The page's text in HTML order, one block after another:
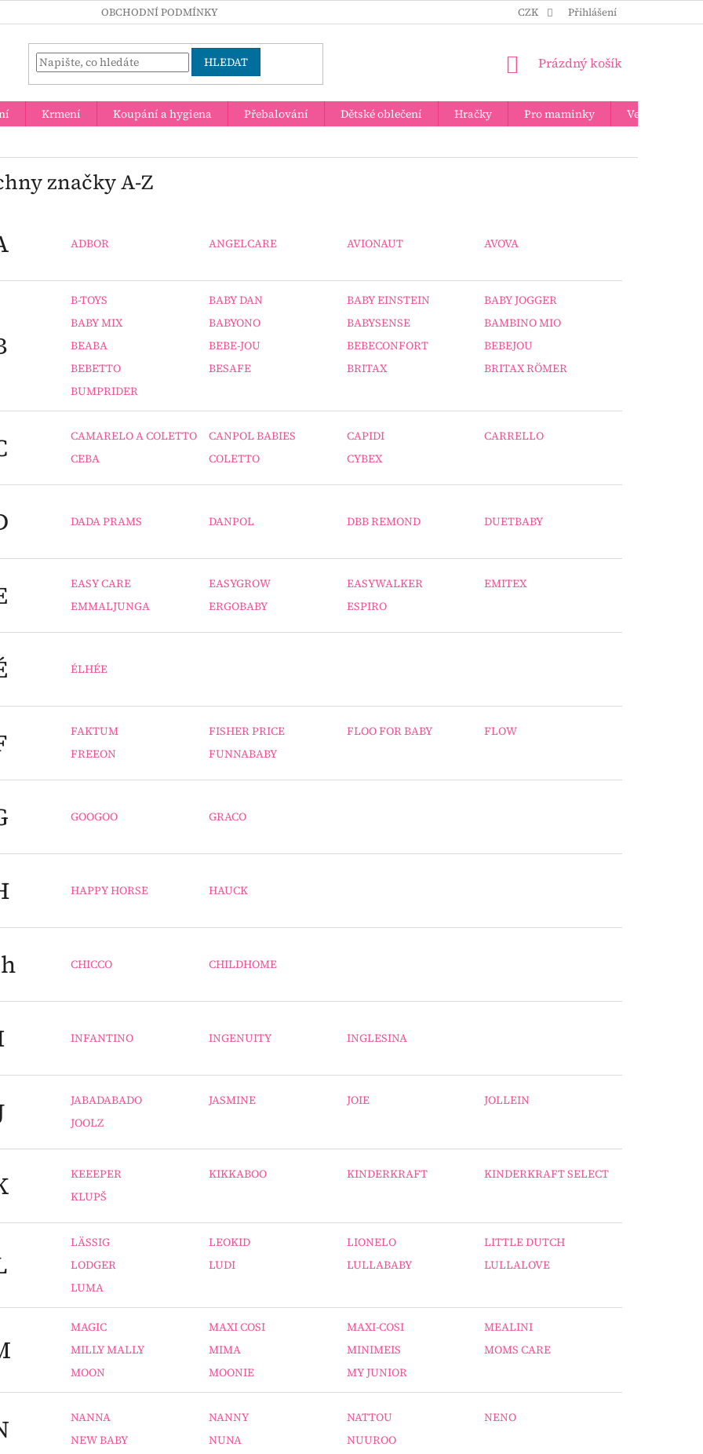
OBCHODNÍ PODMÍNKY CZK Přihlášení
HLEDAT
NÁKUPNÍ
Prázdný košík
Krmení Koupání a hygiena Přebalování Dětské oblečení Hračky Pro maminky Velkoobchod
značky A-Z
ADBOR ANGELCARE AVIONAUT AVOVA
B-TOYS BABY DAN BABY EINSTEIN
BABY JOGGER
BABY MIX
BABYONO BABYSENSE
BAMBINO MIO
BEABA
BEBE-JOU BEBECONFORT
BEBEJOU
BEBETTO
BESAFE BRITAX
BRITAX RÖMER
BUMPRIDER
CAMARELO A COLETTO CANPOL BABIES CAPIDI
CARRELLO
CEBA
COLETTO CYBEX
DADA PRAMS DANPOL DBB REMOND DUETBABY
EASY CARE EASYGROW EASYWALKER
EMITEX
EMMALJUNGA
ERGOBABY ESPIRO
ÉLHÉE
FAKTUM FISHER PRICE FLOO FOR BABY
FLOW
FREEON
FUNNABABY
GOOGOO GRACO
HAPPY HORSE HAUCK
CHICCO CHILDHOME
INFANTINO INGENUITY INGLESINA
JABADABADO JASMINE JOIE
JOLLEIN
JOOLZ
KEEEPER KIKKABOO KINDERKRAFT
KINDERKRAFT SELECT
KLUPŠ
LÄSSIG LEOKID LIONELO
LITTLE DUTCH
LODGER
LUDI LULLABABY
LULLALOVE
LUMA
MAGIC MAXI COSI MAXI-COSI
MEALINI
MILLY MALLY
MIMA MINIMEIS
MOMS CARE
MOON
MOONIE MY JUNIOR
NANNA NANNY NATTOU
NENO
NEW BABY
NUNA NUUROO